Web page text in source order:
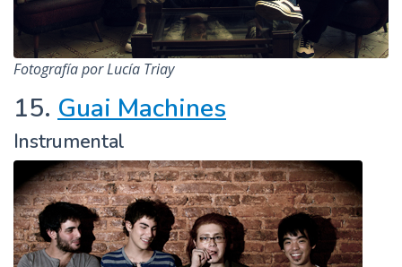
Fotografía por Lucía Triay
15. Guai Machines
Instrumental